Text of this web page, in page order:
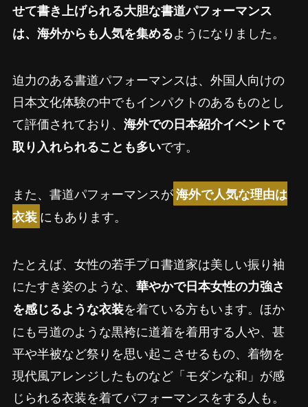
せて書き上げられる大胆な書道パフォーマンス
は、海外からも人気を集めるようになりました。
迫力のある書道パフォーマンスは、外国人向けの
日本文化体験の中でもインパクトのあるものとし
て評価されており、 海外での日本紹介イベントで
取り入れられることも多いです。
また、書道パフォーマンスが海外で人気な理由は
衣装にもあります。
たとえば、女性の若手プロ書道家は美しい振り袖
にたすき姿のような、 華やかで日本女性の力強さ
を感じるような衣装を着ている方もいます。ほか
にも弓道のような黒袴に道着を着用する人や、甚
平や半被など祭りを思い起こさせるもの、着物を
現代風アレンジしたものなど「モダンな和」が感
じられる衣装を着てパフォーマンスをする人も。